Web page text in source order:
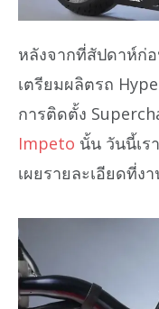
หลังจากที่สัปดาห์ก่
เตรียมผลิตรถ
การติดตั้ง
Impeto นั้น วันนี้เร
เผยรายละเอียดที่ง